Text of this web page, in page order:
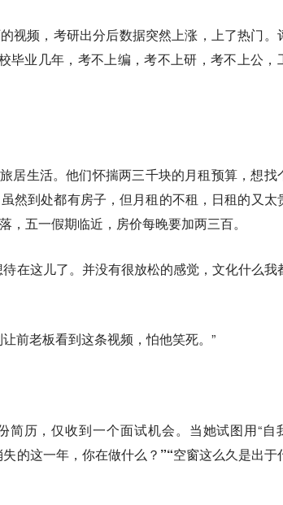
视频，考研出分后数据突然上涨，上了热门。
毕业几年，考不上编，考不上研，考不上公，
居生活。他们怀揣两三千块的月租预算，想找
然到处都有房子，但月租的不租，日租的又太
五一假期临近，房价每晚要加两三百。
在这儿了。 并没有很放松的感觉，文化什么我
前老板看到这条视频，怕他笑死。”
历，仅收到一个面试机会。当她试图用“自
的这一年，你在做什么？”“空窗这么久是出于